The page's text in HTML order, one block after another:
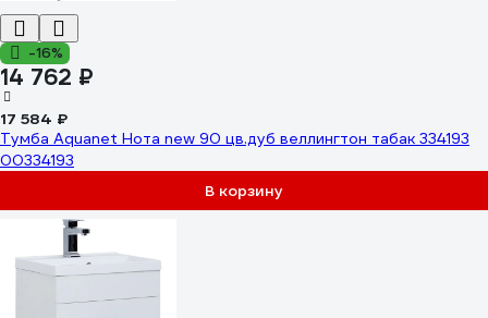
-16%
14 762 ₽
17 584 ₽
Тумба Aquanet Нота new 90 цв.дуб веллингтон табак 334193
00334193
В корзину